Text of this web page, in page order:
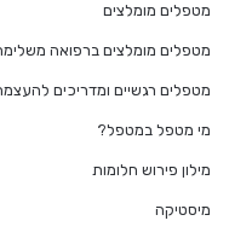
מטפלים מומלצים
מטפלים מומלצים ברפואה
מטפלים רגשיים ומדריכים
מי מטפל במטפל?
מילון פירוש חלומות
מיסטיקה